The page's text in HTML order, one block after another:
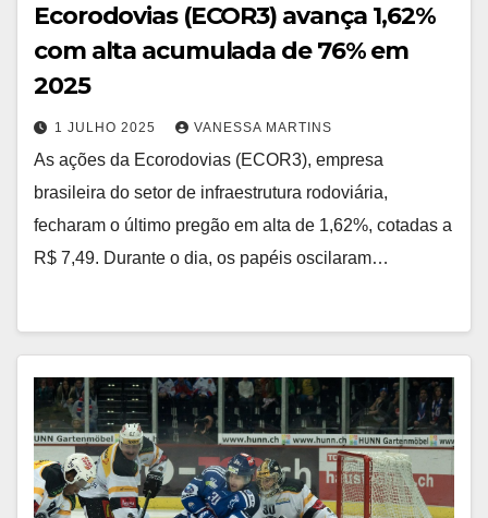
Ecorodovias (ECOR3) avança 1,62%
com alta acumulada de 76% em
2025
1 JULHO 2025 VANESSA MARTINS
As ações da Ecorodovias (ECOR3), empresa
brasileira do setor de infraestrutura rodoviária,
fecharam o último pregão em alta de 1,62%, cotadas a
R$ 7,49. Durante o dia, os papéis oscilaram…